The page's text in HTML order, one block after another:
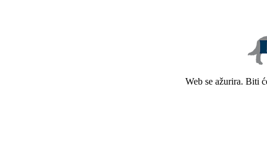
Web se ažurira. Biti